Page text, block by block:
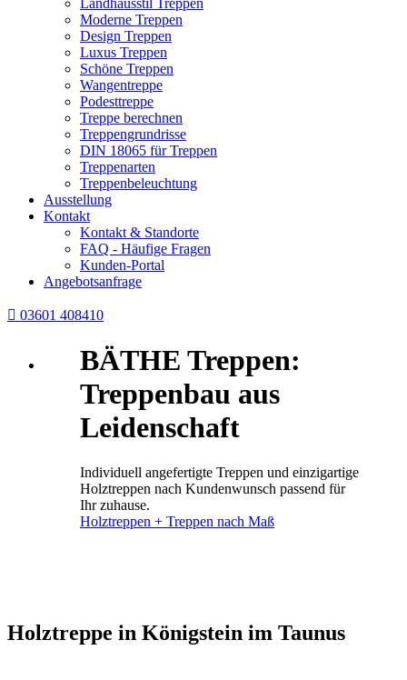
Landhausstil Treppen
Moderne Treppen
Design Treppen
Luxus Treppen
Schöne Treppen
Wangentreppe
Podesttreppe
Treppe berechnen
Treppengrundrisse
DIN 18065 für Treppen
Treppenarten
Treppenbeleuchtung
Ausstellung
Kontakt
Kontakt & Standorte
FAQ - Häufige Fragen
Kunden-Portal
Angebotsanfrage
 03601 408410
BÄTHE Treppen:
Treppenbau aus
Leidenschaft
Individuell angefertigte Treppen und einzigartige
Holztreppen nach Kundenwunsch passend für
Ihr zuhause.
Holztreppen + Treppen nach Maß
Holztreppe in Königstein im Taunus